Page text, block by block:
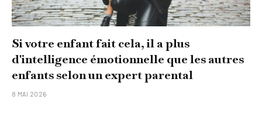
Si votre enfant fait cela, il a plus
d'intelligence émotionnelle que les autres
enfants selon un expert parental
8 MAI 2026